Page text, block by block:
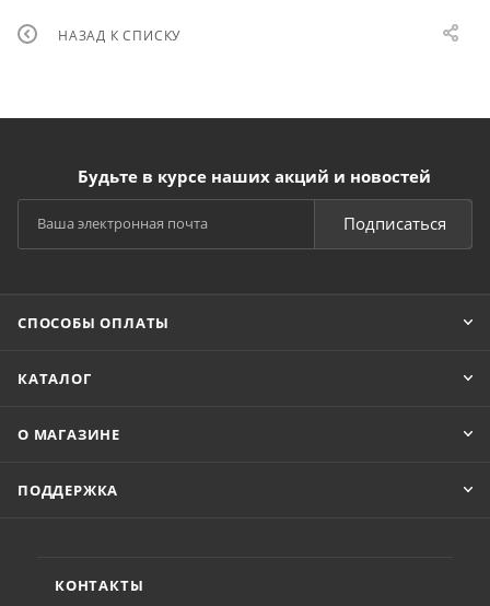
НАЗАД К СПИСКУ
Будьте в курсе наших акций и новостей
Подписаться
СПОСОБЫ ОПЛАТЫ
КАТАЛОГ
О МАГАЗИНЕ
ПОДДЕРЖКА
КОНТАКТЫ